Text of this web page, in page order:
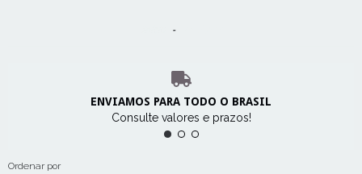
-
ENVIAMOS PARA TODO O BRASIL
Consulte valores e prazos!
Ordenar por